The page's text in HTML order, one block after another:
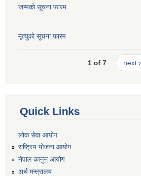
जन्मको सूचना फारम
मृत्युको सूचना फारम
1 of 7 next ›
Quick Links
लोक सेवा आयोग
राष्ट्रिय योजना आयोग
नेपाल कानुन आयोग
अर्थ मन्त्रालय